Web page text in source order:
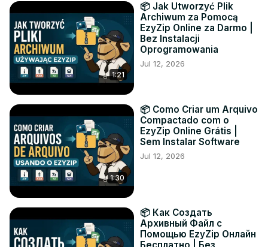
1:21
📦 Jak Utworzyć Plik
Archiwum za Pomocą
EzyZip Online za Darmo |
Bez Instalacji
Oprogramowania
Jul 12, 2026
1:30
📦 Como Criar um Arquivo
Compactado com o
EzyZip Online Grátis |
Sem Instalar Software
Jul 12, 2026
📦 Как Создать
Архивный Файл с
Помощью EzyZip Онлайн
Бесплатно | Без